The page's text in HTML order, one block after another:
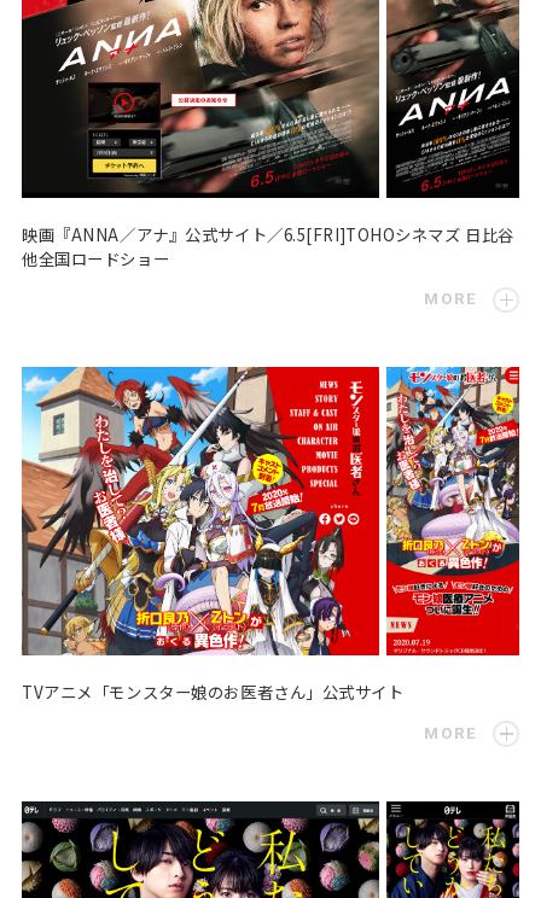
映画『ANNA／アナ』公式サイト／6.5[FRI]TOHOシネマズ 日比谷
他全国ロードショー
MORE
TVアニメ「モンスター娘のお医者さん」公式サイト
MORE